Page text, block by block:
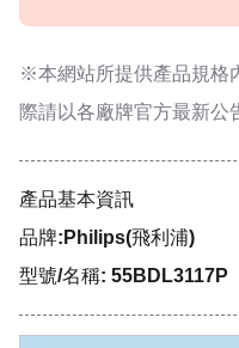
※本網站所提供產品規格
際請以各廠牌官方最新公
產品基本資訊
品牌:Philips(飛利浦)
型號/名稱: 55BDL3117P